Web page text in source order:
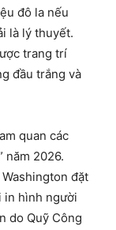
đô la nếu
là lý thuyết.
trang trí
đầu trắng và
quan các
năm 2026.
đặt
in hình người
do Quỹ Công